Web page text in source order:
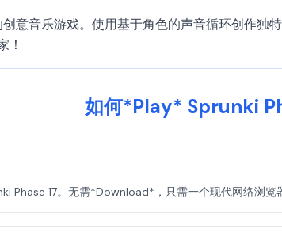
意音乐游戏。使用基于角色的声音循环创作
！
如何*Play* Sprunki
Phase 17。无需*Download*，只需一个现代网络浏览